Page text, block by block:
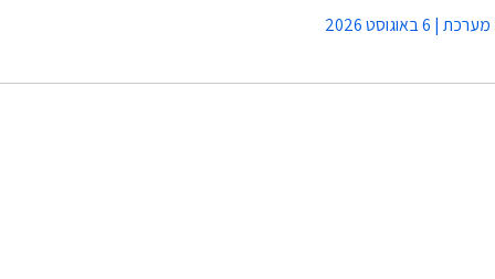
מערכת